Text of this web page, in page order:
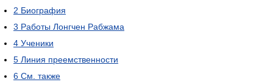
2 Биография
3 Работы Лонгчен Рабжама
4 Ученики
5 Линия преемственности
6 См. также